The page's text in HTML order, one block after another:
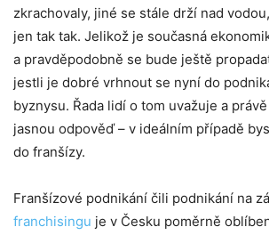
zkrachovaly, jiné se stále drží nad
jen tak tak. Jelikož je současná
a pravděpodobně se bude ještě
jestli je dobré vrhnout se nyní do
byznysu. Řada lidí o tom uvažuje a
jasnou odpověď – v ideálním případě
do franšízy.
Franšízové podnikání čili podnikání na
franchisingu je v Česku poměrně